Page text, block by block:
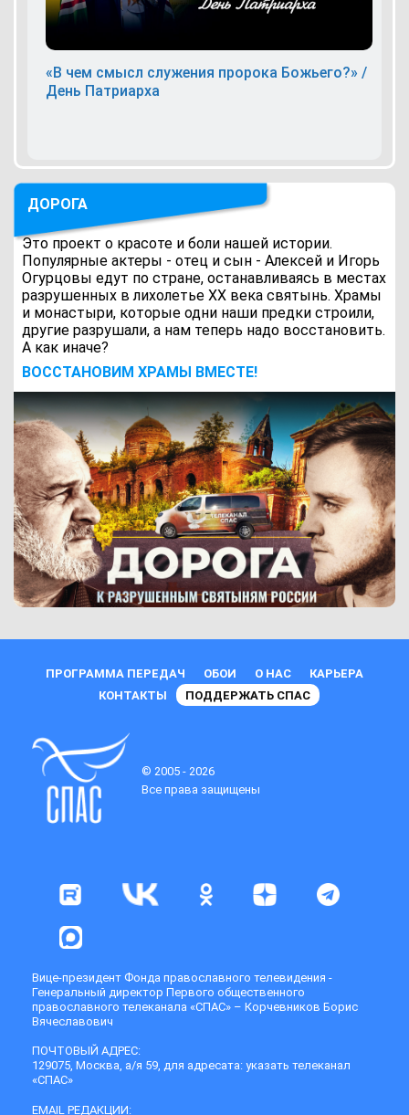
«В чем смысл служения пророка Божьего?» /
День Патриарха
ДОРОГА
Это проект о красоте и боли нашей истории.
Популярные актеры - отец и сын - Алексей и Игорь
Огурцовы едут по стране, останавливаясь в местах
разрушенных в лихолетье ХХ века святынь. Храмы
и монастыри, которые одни наши предки строили,
другие разрушали, а нам теперь надо восстановить.
А как иначе?
ВОCСТАНОВИМ ХРАМЫ ВМЕСТЕ!
ПРОГРАММА ПЕРЕДАЧ ОБОИ О НАС
КАРЬЕРА
КОНТАКТЫ
ПОДДЕРЖАТЬ СПАС
© 2005 - 2026
Все права защищены
Вице-президент Фонда православного телевидения -
Генеральный директор Первого общественного
православного телеканала «СПАС» – Корчевников Борис
Вячеславович
ПОЧТОВЫЙ АДРЕС:
129075, Москва, а/я 59, для адресата: указать телеканал
«СПАС»
EMAIL РЕДАКЦИИ: